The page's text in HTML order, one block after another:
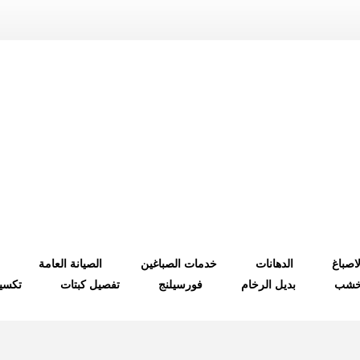
الدهانات خدمات الصباغين
الصيانة العامة
بديل الرخام فورسيلنج تفصيل كبتات